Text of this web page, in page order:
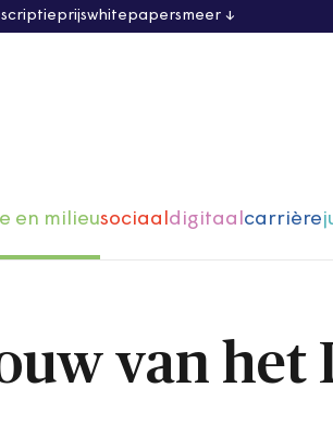
scriptieprijswhitepapersmeer
en milieusociaaldigitaalcarrière
van het